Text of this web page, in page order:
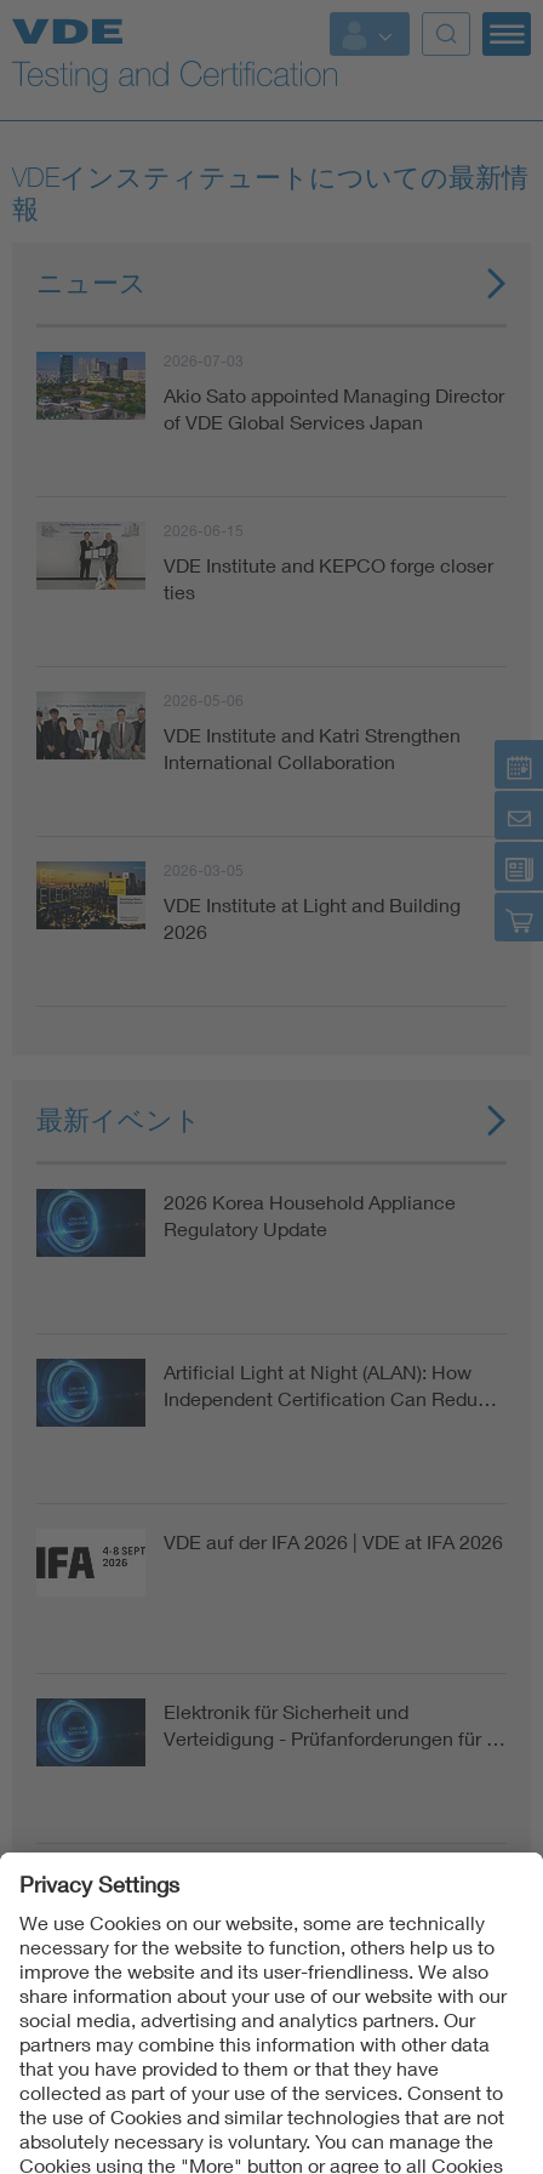
Key Topics
VDEインスティテュートについての最新情
報
ニュース
2026-07-03
Akio Sato appointed Managing Director
of VDE Global Services Japan
2026-06-15
VDE Institute and KEPCO forge closer
ties
2026-05-06
VDE Institute and Katri Strengthen
International Collaboration
2026-03-05
VDE Institute at Light and Building
2026
最新イベント
2026 Korea Household Appliance
Regulatory Update
Artificial Light at Night (ALAN): How
Independent Certification Can Redu…
VDE auf der IFA 2026 | VDE at IFA 2026
Elektronik für Sicherheit und
Verteidigung - Prüfanforderungen für …
Follow us on